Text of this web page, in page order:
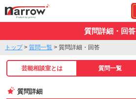
質問詳細・回答
トップ> 質問一覧 > 質問詳細・回答
芸能相談室とは 質問一覧
質問詳細